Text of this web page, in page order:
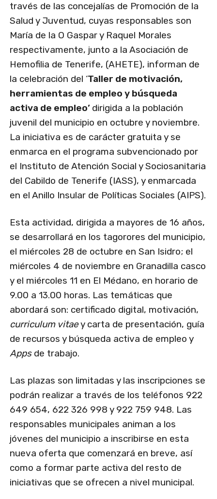
través de las concejalías de Promoción de la
Salud y Juventud, cuyas responsables son
María de la O Gaspar y Raquel Morales
respectivamente, junto a la Asociación de
Hemofilia de Tenerife, (AHETE), informan de
la celebración del ‘Taller de motivación,
herramientas de empleo y búsqueda
activa de empleo’ dirigida a la población
juvenil del municipio en octubre y noviembre.
La iniciativa es de carácter gratuita y se
enmarca en el programa subvencionado por
el Instituto de Atención Social y Sociosanitaria
del Cabildo de Tenerife (IASS), y enmarcada
en el Anillo Insular de Políticas Sociales (AIPS).
Esta actividad, dirigida a mayores de 16 años,
se desarrollará en los tagorores del municipio,
el miércoles 28 de octubre en San Isidro; el
miércoles 4 de noviembre en Granadilla casco
y el miércoles 11 en El Médano, en horario de
9.00 a 13.00 horas. Las temáticas que
abordará son: certificado digital, motivación,
curriculum vitaey carta de presentación, guía
de recursos y búsqueda activa de empleo y
Apps de trabajo.
Las plazas son limitadas y las inscripciones se
podrán realizar a través de los teléfonos 922
649 654, 622 326 998 y 922 759 948. Las
responsables municipales animan a los
jóvenes del municipio a inscribirse en esta
nueva oferta que comenzará en breve, así
como a formar parte activa del resto de
iniciativas que se ofrecen a nivel municipal.